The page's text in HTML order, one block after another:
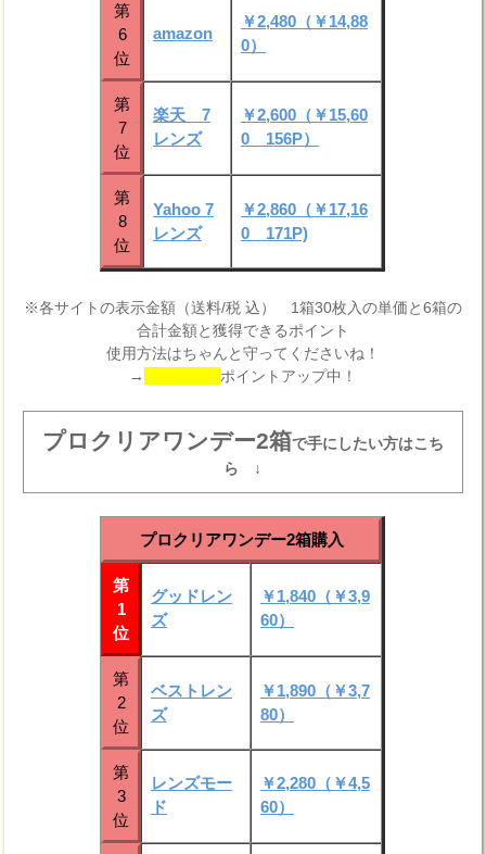
第
6
位
amazon
￥2,480（￥14,88
0）
第
7
位
楽天 7
レンズ
￥2,600（￥15,60
0 156P）
第
8
位
Yahoo 7
レンズ
￥2,860（￥17,16
0 171P)
※各サイトの表示金額（送料/税 込） 1箱30枚入の単価と6箱の
合計金額と獲得できるポイント
使用方法はちゃんと守ってくださいね！
→
ポイントアップ中！
プロクリアワンデー2箱で手にしたい方はこち
ら ↓
プロクリアワンデー2箱購入
第
1
位
グッドレン
ズ
￥1,840（￥3,9
60）
第
2
位
ベストレン
ズ
￥1,890（￥3,7
80）
第
3
位
レンズモー
ド
￥2,280（￥4,5
60）